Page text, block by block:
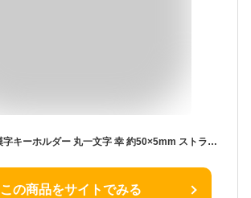
奈良のおみやげ 漢字キーホルダー 丸一文字 幸 約50×5mm ストラップ約52mm / オリジナル商品 日本のおみやげ japanese souvenir omiyage 漢字 かんじ kanji お土産 gift プレゼント【ゆうパケット対応】
この商品をサイトでみる